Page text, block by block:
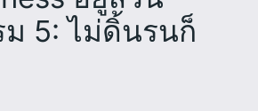
5: ไม่ดิ้นรนก็